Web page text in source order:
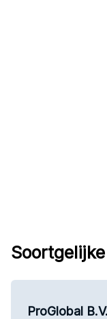
Soortgelijke
ProGlobal B.V.